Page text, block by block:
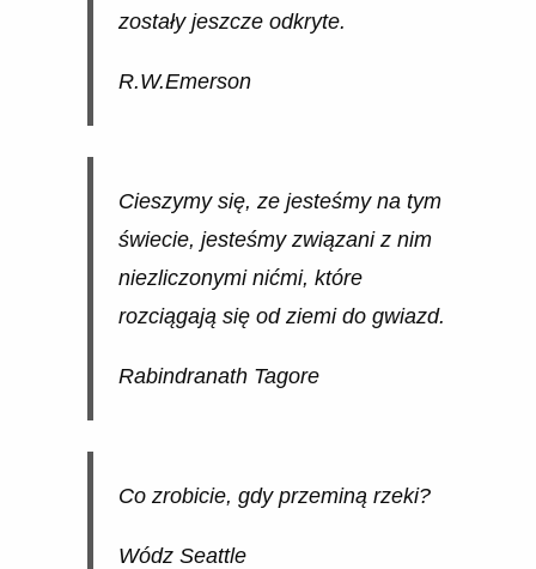
zostały jeszcze odkryte.
R.W.Emerson
Cieszymy się, ze jesteśmy na tym
świecie, jesteśmy związani z nim
niezliczonymi nićmi, które
rozciągają się od ziemi do gwiazd.
Rabindranath Tagore
Co zrobicie, gdy przeminą rzeki?
Wódz Seattle